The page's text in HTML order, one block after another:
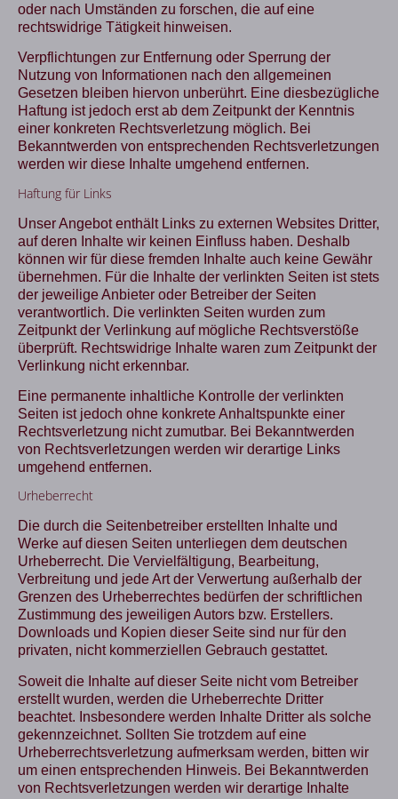
oder nach Umständen zu forschen, die auf eine
rechtswidrige Tätigkeit hinweisen.
Verpflichtungen zur Entfernung oder Sperrung der
Nutzung von Informationen nach den allgemeinen
Gesetzen bleiben hiervon unberührt. Eine diesbezügliche
Haftung ist jedoch erst ab dem Zeitpunkt der Kenntnis
einer konkreten Rechtsverletzung möglich. Bei
Bekanntwerden von entsprechenden Rechtsverletzungen
werden wir diese Inhalte umgehend entfernen.
Haftung für Links
Unser Angebot enthält Links zu externen Websites Dritter,
auf deren Inhalte wir keinen Einfluss haben. Deshalb
können wir für diese fremden Inhalte auch keine Gewähr
übernehmen. Für die Inhalte der verlinkten Seiten ist stets
der jeweilige Anbieter oder Betreiber der Seiten
verantwortlich. Die verlinkten Seiten wurden zum
Zeitpunkt der Verlinkung auf mögliche Rechtsverstöße
überprüft. Rechtswidrige Inhalte waren zum Zeitpunkt der
Verlinkung nicht erkennbar.
Eine permanente inhaltliche Kontrolle der verlinkten
Seiten ist jedoch ohne konkrete Anhaltspunkte einer
Rechtsverletzung nicht zumutbar. Bei Bekanntwerden
von Rechtsverletzungen werden wir derartige Links
umgehend entfernen.
Urheberrecht
Die durch die Seitenbetreiber erstellten Inhalte und
Werke auf diesen Seiten unterliegen dem deutschen
Urheberrecht. Die Vervielfältigung, Bearbeitung,
Verbreitung und jede Art der Verwertung außerhalb der
Grenzen des Urheberrechtes bedürfen der schriftlichen
Zustimmung des jeweiligen Autors bzw. Erstellers.
Downloads und Kopien dieser Seite sind nur für den
privaten, nicht kommerziellen Gebrauch gestattet.
Soweit die Inhalte auf dieser Seite nicht vom Betreiber
erstellt wurden, werden die Urheberrechte Dritter
beachtet. Insbesondere werden Inhalte Dritter als solche
gekennzeichnet. Sollten Sie trotzdem auf eine
Urheberrechtsverletzung aufmerksam werden, bitten wir
um einen entsprechenden Hinweis. Bei Bekanntwerden
von Rechtsverletzungen werden wir derartige Inhalte